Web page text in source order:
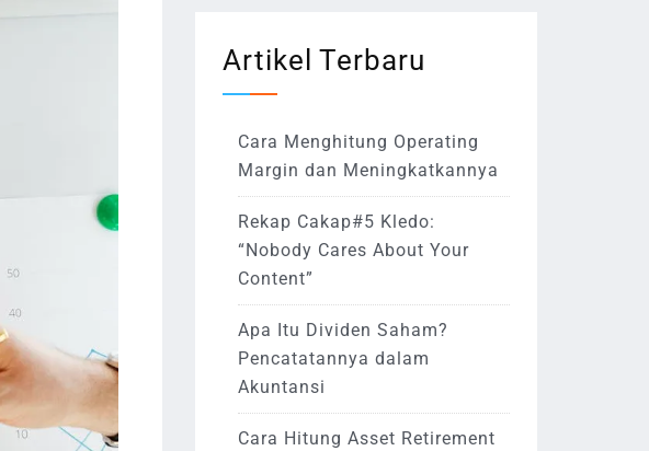
Artikel Terbaru
Cara Menghitung Operating
Margin dan Meningkatkannya
Rekap Cakap#5 Kledo:
“Nobody Cares About Your
Content”
Apa Itu Dividen Saham?
Pencatatannya dalam
Akuntansi
Cara Hitung Asset Retirement